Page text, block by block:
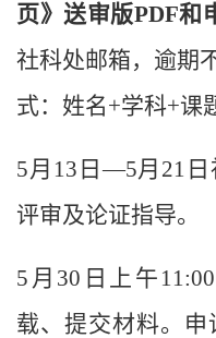
页》送审版PDF和
社科处邮箱，逾期
式：姓名+学科+课
5月13日—5月21日
评审及论证指导。
5月30日上午
载、提交材料。申